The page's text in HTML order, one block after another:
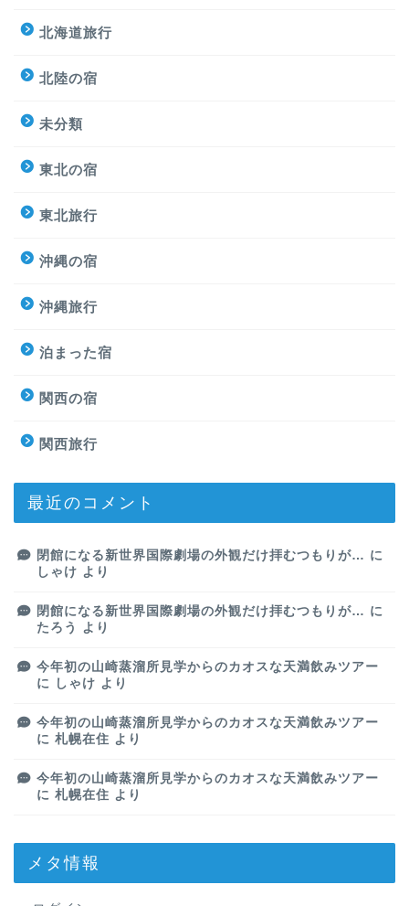
北海道旅行
北陸の宿
未分類
東北の宿
東北旅行
沖縄の宿
沖縄旅行
泊まった宿
関西の宿
関西旅行
最近のコメント
閉館になる新世界国際劇場の外観だけ拝むつもりが… に
しゃけ より
閉館になる新世界国際劇場の外観だけ拝むつもりが… に
たろう
より
今年初の山崎蒸溜所見学からのカオスな天満飲みツアー
に しゃけ より
今年初の山崎蒸溜所見学からのカオスな天満飲みツアー
に 札幌在住 より
今年初の山崎蒸溜所見学からのカオスな天満飲みツアー
に 札幌在住 より
メタ情報